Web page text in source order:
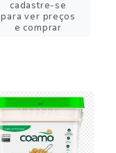
cadastre-se
para ver preços
e comprar